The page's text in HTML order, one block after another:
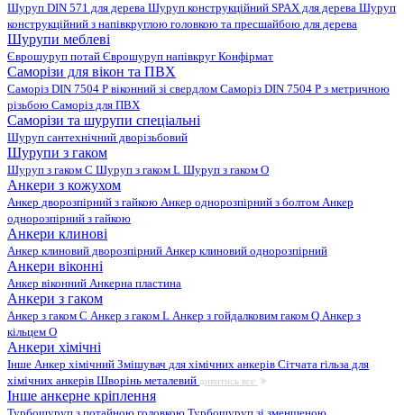
Шуруп DIN 571 для дерева Шуруп конструкційний SPAX для дерева Шуруп
конструкційний з напівкруглою головкою та пресшайбою для дерева
Шурупи меблеві
Єврошуруп потай Єврошуруп напівкруг Конфірмат
Саморізи для вікон та ПВХ
Саморіз DIN 7504 P віконний зі свердлом Саморіз DIN 7504 P з метричною
різьбою Саморіз для ПВХ
Саморізи та шурупи спеціальні
Шуруп сантехнічний дворізьбовий
Шурупи з гаком
Шуруп з гаком C Шуруп з гаком L Шуруп з гаком O
Анкери з кожухом
Анкер дворозпірний з гайкою Анкер однорозпірний з болтом Анкер
однорозпірний з гайкою
Анкери клинові
Анкер клиновий дворозпірний Анкер клиновий однорозпірний
Анкери віконні
Анкер віконний Анкерна пластина
Анкери з гаком
Анкер з гаком C Анкер з гаком L Анкер з гойдалковим гаком Q Анкер з
кільцем O
Анкери хімічні
Інше Анкер хімічний Змішувач для хімічних анкерів Сітчата гільза для
хімічних анкерів Шворінь металевий дивитись все
Інше анкерне кріплення